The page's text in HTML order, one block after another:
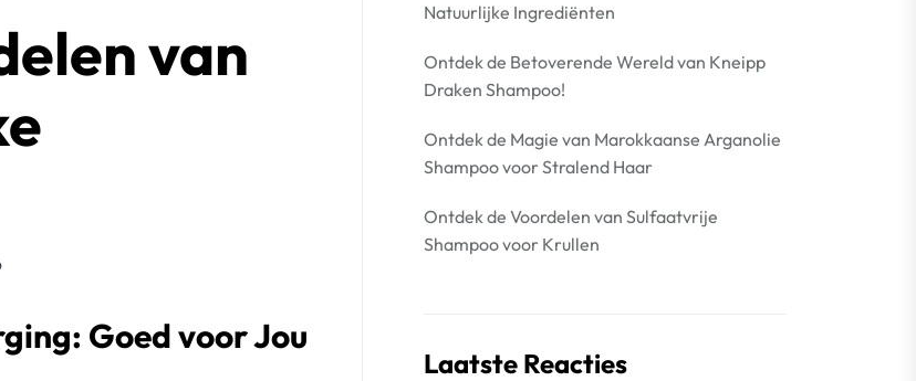
van
Goed voor Jou
Natuurlijke Ingrediënten
Ontdek de Betoverende Wereld van Kneipp
Draken Shampoo!
Ontdek de Magie van Marokkaanse Arganolie
Shampoo voor Stralend Haar
Ontdek de Voordelen van Sulfaatvrije
Shampoo voor Krullen
Laatste Reacties